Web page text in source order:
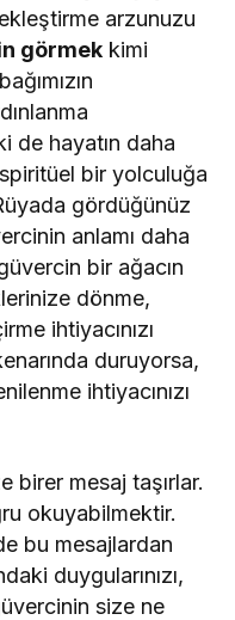
arzunuzu
görmek kimi
de hayatın daha
bir yolculuğa
gördüğünüz
anlamı daha
bir ağacın
dönme,
ihtiyacınızı
duruyorsa,
ihtiyacınızı
birer mesaj taşırlar.
okuyabilmektir.
bu mesajlardan
duygularınızı,
size ne